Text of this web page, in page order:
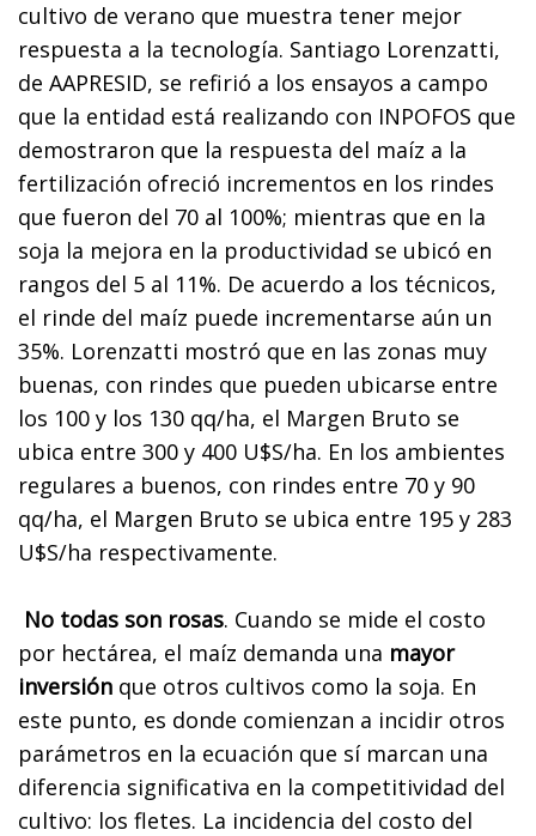
cultivo de verano que muestra tener mejor
respuesta a la tecnología. Santiago Lorenzatti,
de AAPRESID, se refirió a los ensayos a campo
que la entidad está realizando con INPOFOS que
demostraron que la respuesta del maíz a la
fertilización ofreció incrementos en los rindes
que fueron del 70 al 100%; mientras que en la
soja la mejora en la productividad se ubicó en
rangos del 5 al 11%. De acuerdo a los técnicos,
el rinde del maíz puede incrementarse aún un
35%. Lorenzatti mostró que en las zonas muy
buenas, con rindes que pueden ubicarse entre
los 100 y los 130 qq/ha, el Margen Bruto se
ubica entre 300 y 400 U$S/ha. En los ambientes
regulares a buenos, con rindes entre 70 y 90
qq/ha, el Margen Bruto se ubica entre 195 y 283
U$S/ha respectivamente.
No todas son rosas. Cuando se mide el costo
por hectárea, el maíz demanda una mayor
inversión que otros cultivos como la soja. En
este punto, es donde comienzan a incidir otros
parámetros en la ecuación que sí marcan una
diferencia significativa en la competitividad del
cultivo: los fletes. La incidencia del costo del